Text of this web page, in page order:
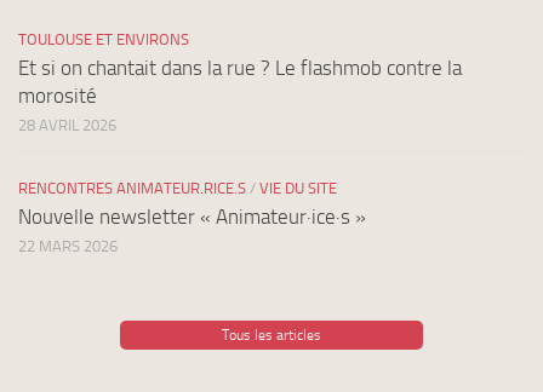
TOULOUSE ET ENVIRONS
Et si on chantait dans la rue ? Le flashmob contre la
morosité
28 AVRIL 2026
RENCONTRES ANIMATEUR.RICE.S / VIE DU SITE
Nouvelle newsletter « Animateur·ice·s »
22 MARS 2026
Tous les articles